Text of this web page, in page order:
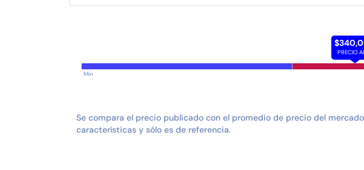
PRECIO
Min
Se compara el precio publicado con el promedio de precio del
características y sólo es de referencia.